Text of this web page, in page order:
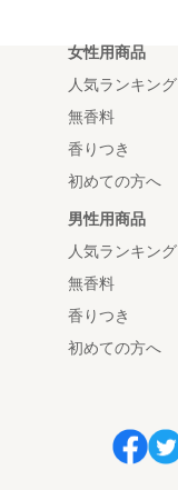
女性用商品
人気ランキング
無香料
香りつき
初めての方へ
男性用商品
人気ランキング
無香料
香りつき
初めての方へ